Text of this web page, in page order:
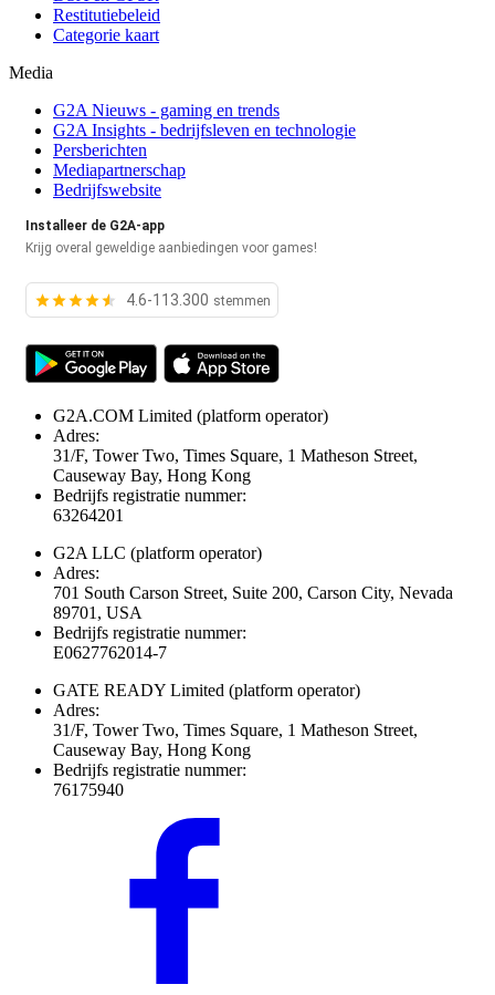
Restitutiebeleid
Categorie kaart
Media
G2A Nieuws - gaming en trends
G2A Insights - bedrijfsleven en technologie
Persberichten
Mediapartnerschap
Bedrijfswebsite
Installeer de G2A-app
Krijg overal geweldige aanbiedingen voor games!
4.6-113.300 stemmen
G2A.COM Limited (platform operator)
Adres:
31/F, Tower Two, Times Square, 1 Matheson Street,
Causeway Bay, Hong Kong
Bedrijfs registratie nummer:
63264201
G2A LLC (platform operator)
Adres:
701 South Carson Street, Suite 200, Carson City, Nevada
89701, USA
Bedrijfs registratie nummer:
E0627762014-7
GATE READY Limited (platform operator)
Adres:
31/F, Tower Two, Times Square, 1 Matheson Street,
Causeway Bay, Hong Kong
Bedrijfs registratie nummer:
76175940